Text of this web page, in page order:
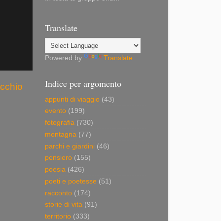
Translate
Powered by Translate
Indice per argomento
appunti di viaggio (43)
evento (199)
fotografia (730)
montagna (77)
parchi e giardini (46)
pensiero (155)
poesia (426)
poeti e poetesse (51)
racconto (174)
storie di vita (91)
territorio (333)